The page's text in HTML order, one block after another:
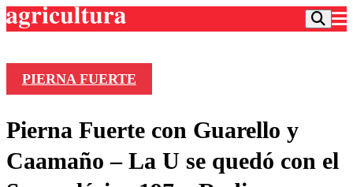
Frecuencias
Agricultura TV
Deportes
PIERNA FUERTE
Pierna Fuerte con Guarello y
Caamaño – La U se quedó con el